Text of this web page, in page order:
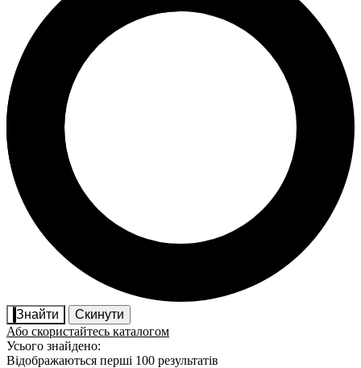
Знайти
Скинути
Або скористайтесь каталогом
Усього знайдено:
Відображаються перші 100 результатів